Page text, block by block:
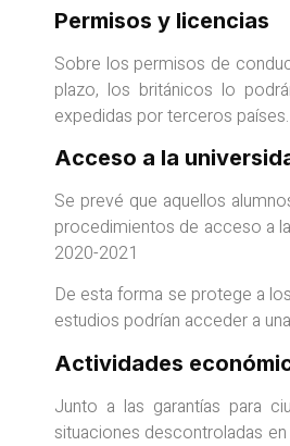
Permisos y licencias
Sobre los permisos de
plazo, los británicos lo
expedidas por terceros países.
Acceso a la
Se prevé que aquellos
procedimientos de acceso a
2020-2021
De esta forma se protege a
estudios podrían acceder a
Actividades
Junto a las garantías para
situaciones descontroladas